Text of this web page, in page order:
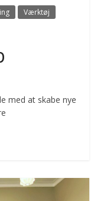
Værktøj
med at skabe nye